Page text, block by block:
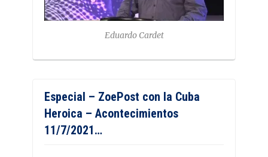
Eduardo Cardet
Especial – ZoePost con la Cuba
Heroica – Acontecimientos
11/7/2021…